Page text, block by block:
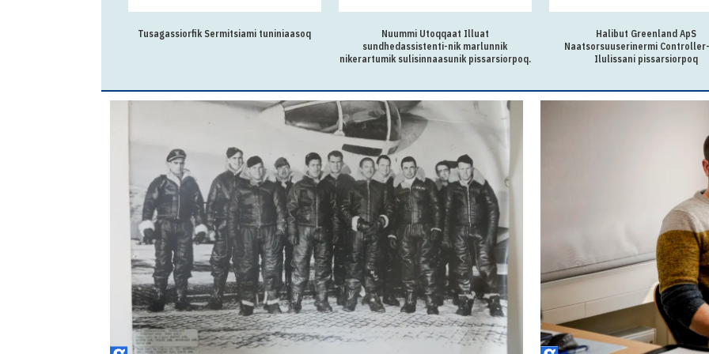
Tusagassiorfik Sermitsiami tuniniaasoq
Nuummi Utoqqaat Illuat
sundhedassistenti-nik marlunnik
nikerartumik sulisinnaasunik pissarsiorpoq.
Halibut Greenland ApS
Naatsorsuuserinermi
Ilulissani pissarsiorpoq